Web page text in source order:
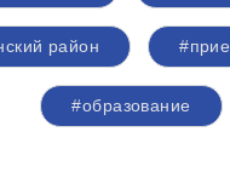
район
#образование